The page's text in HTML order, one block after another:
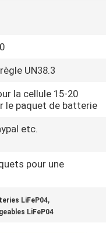
UN38.3
la cellule 15-20
le paquet de batterie
etc.
pour une
LiFeP04,
LiFeP04